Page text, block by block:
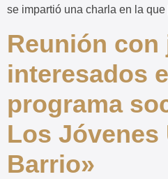
se impartió una charla en la
Reunión con
interesados
programa
Los Jóvenes
Barrio»